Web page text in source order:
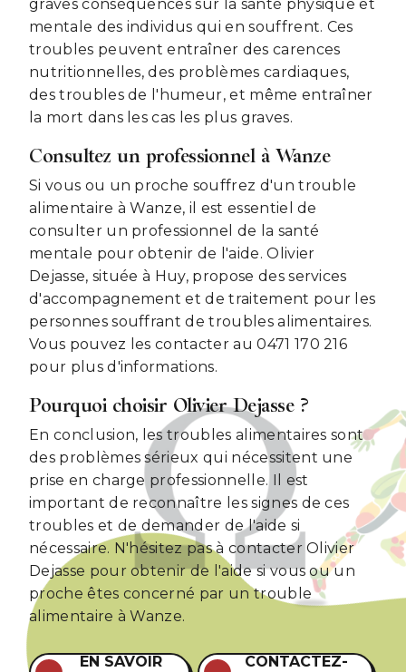
graves conséquences sur la santé physique et
mentale des individus qui en souffrent. Ces
troubles peuvent entraîner des carences
nutritionnelles, des problèmes cardiaques,
des troubles de l'humeur, et même entraîner
la mort dans les cas les plus graves.
Consultez un professionnel à Wanze
Si vous ou un proche souffrez d'un trouble
alimentaire à Wanze, il est essentiel de
consulter un professionnel de la santé
mentale pour obtenir de l'aide. Olivier
Dejasse, située à Huy, propose des services
d'accompagnement et de traitement pour les
personnes souffrant de troubles alimentaires.
Vous pouvez les contacter au 0471 170 216
pour plus d'informations.
Pourquoi choisir Olivier Dejasse ?
En conclusion, les troubles alimentaires sont
des problèmes sérieux qui nécessitent une
prise en charge professionnelle. Il est
important de reconnaître les signes de ces
troubles et de demander de l'aide si
nécessaire. N'hésitez pas à contacter Olivier
Dejasse pour obtenir de l'aide si vous ou un
proche êtes concerné par un trouble
alimentaire à Wanze.
EN SAVOIR
CONTACTEZ-